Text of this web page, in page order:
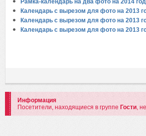
Рамка-календарь на два фото на 2014
Календарь с вырезом для фото на 2013
Календарь с вырезом для фото на 2013
Календарь с вырезом для фото на 2013
Информация
Посетители, находящиеся в группе Гости,